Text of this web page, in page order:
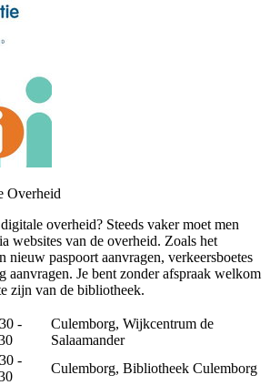
Overheid
overheid? Steeds vaker moet men
websites van de overheid. Zoals het
nieuw paspoort aanvragen, verkeersboetes
aanvragen. Je bent zonder afspraak welkom
zijn van de bibliotheek.
-
Culemborg, Wijkcentrum de
Salaamander
-
Culemborg, Bibliotheek Culemborg